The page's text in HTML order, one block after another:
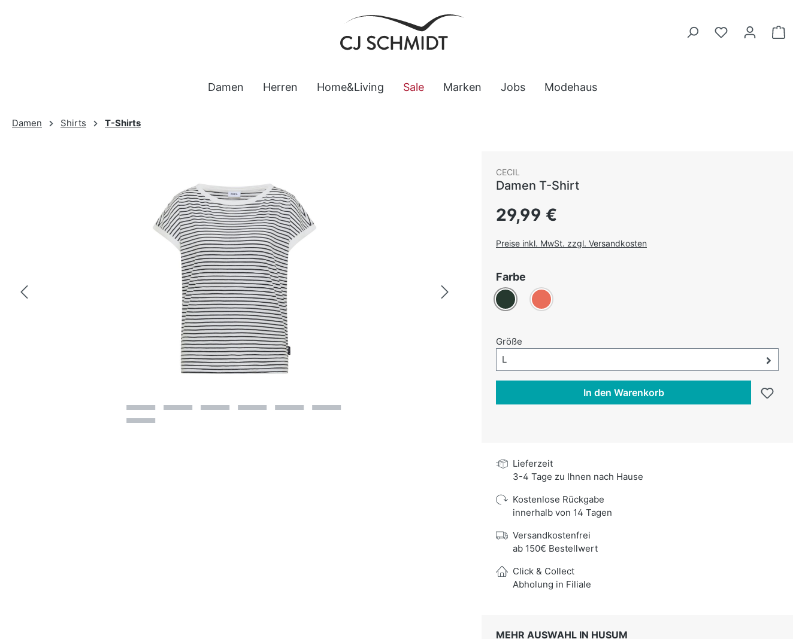
Damen Herren Home&Living Sale Marken Jobs Modehaus
Damen Shirts T-Shirts
CECIL
Damen T-Shirt
Regulärer Preis:
29,99 €
Preise inkl. MwSt. zzgl. Versandkosten
Farbe
DunkelgrünKoralle
Größe
Größe-Auswahl öffnen, aktuell ausgewählt:
L
In den Warenkorb
Lieferzeit
3-4 Tage zu Ihnen nach Hause
Kostenlose Rückgabe
innerhalb von 14 Tagen
Versandkostenfrei
ab 150€ Bestellwert
Click & Collect
Abholung in Filiale
MEHR AUSWAHL IN HUSUM